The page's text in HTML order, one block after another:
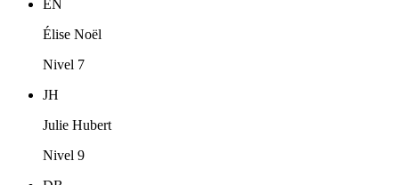
ÉN
Élise Noël
Nivel 7
JH
Julie Hubert
Nivel 9